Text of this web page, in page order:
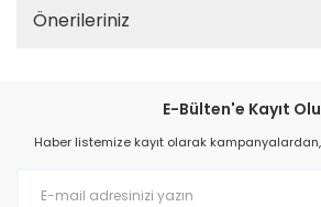
Önerileriniz
E-Bülten'e Kayıt
Haber listemize kayıt olarak